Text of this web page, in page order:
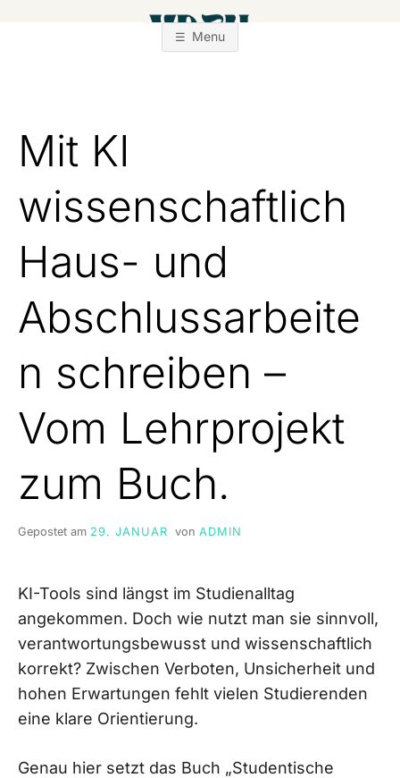
Menu
Mit KI
wissenschaftlich
Haus- und
Abschlussarbeite
n schreiben –
Vom Lehrprojekt
zum Buch.
Gepostet am 29. JANUAR von ADMIN
KI-Tools sind längst im Studienalltag
angekommen. Doch wie nutzt man sie sinnvoll,
verantwortungsbewusst und wissenschaftlich
korrekt? Zwischen Verboten, Unsicherheit und
hohen Erwartungen fehlt vielen Studierenden
eine klare Orientierung.
Genau hier setzt das Buch „Studentische